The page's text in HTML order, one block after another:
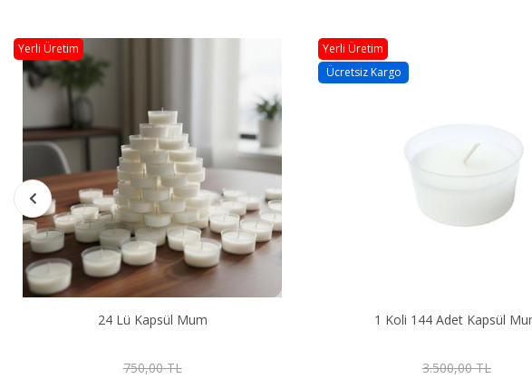
1 Koli 144 Adet Kapsül Mum
3.500,00 TL
Yerli Üretim
Ücretsiz Kargo
Cam Bardak İçi Mum 405
350,00 TL
Yerli Üretim